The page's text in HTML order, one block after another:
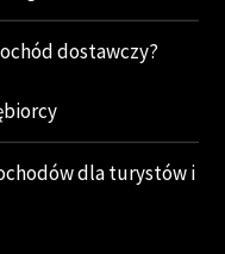
dostawczy?
dla turystów i